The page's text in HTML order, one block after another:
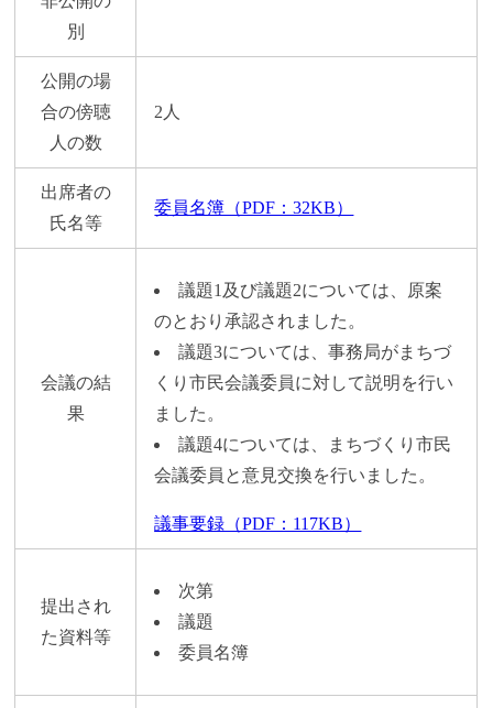
別
公開の場
合の傍聴
人の数
2人
出席者の
氏名等
委員名簿（PDF：32KB）
会議の結
果
議題1及び議題2については、原案
のとおり承認されました。
議題3については、事務局がまちづ
くり市民会議委員に対して説明を行い
ました。
議題4については、まちづくり市民
会議委員と意見交換を行いました。
議事要録（PDF：117KB）
提出され
た資料等
次第
議題
委員名簿